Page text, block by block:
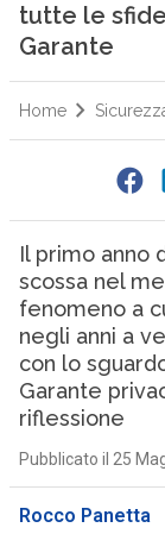
tutte le
Garante
Home
Il primo anno
scossa nel
fenomeno a
negli anni a
con lo
Garante
riflessione
Pubblicato il 25
Rocco Panetta